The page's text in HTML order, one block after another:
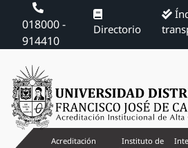
018000 -
914410
Directorio
Acreditación
Instituto de